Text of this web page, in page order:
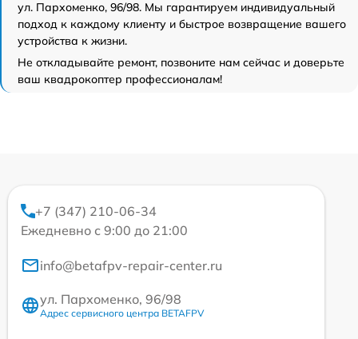
ул. Пархоменко, 96/98. Мы гарантируем индивидуальный
подход к каждому клиенту и быстрое возвращение вашего
устройства к жизни.
Не откладывайте ремонт, позвоните нам сейчас и доверьте
ваш квадрокоптер профессионалам!
+7 (347) 210-06-34
Ежедневно с 9:00 до 21:00
info@betafpv-repair-center.ru
ул. Пархоменко, 96/98
Адрес сервисного центра BETAFPV